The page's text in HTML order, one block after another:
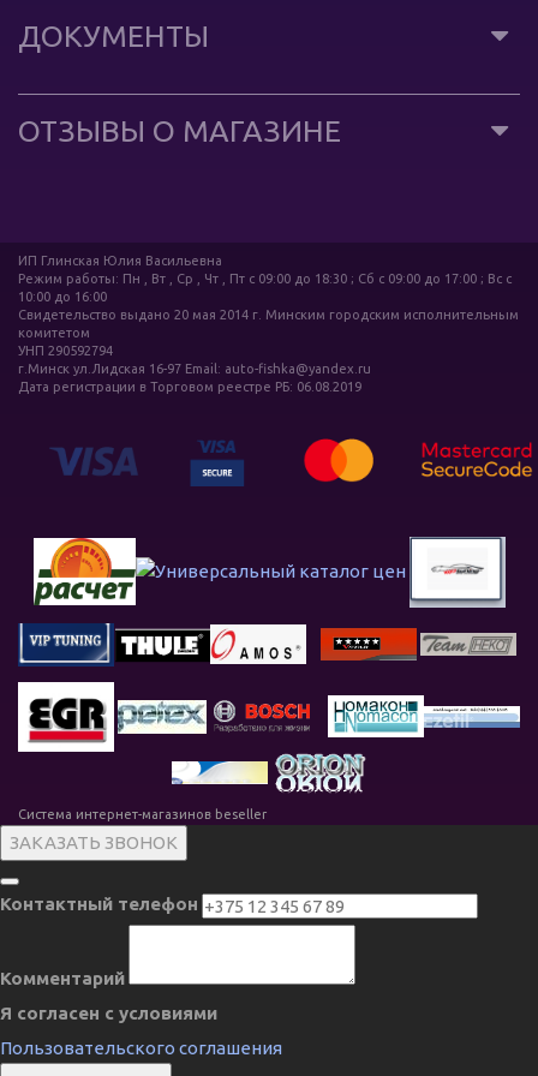
ДОКУМЕНТЫ
ОТЗЫВЫ О МАГАЗИНЕ
ИП Глинская Юлия Васильевна
Режим работы: Пн , Вт , Ср , Чт , Пт c 09:00 до 18:30 ; Сб c 09:00 до 17:00 ; Вс c
10:00 до 16:00
Свидетельство выдано 20 мая 2014 г. Минским городским исполнительным
комитетом
УНП 290592794
г.Минск ул.Лидская 16-97 Email: auto-fishka@yandex.ru
Дата регистрации в Торговом реестре РБ: 06.08.2019
Система интернет-магазинов beseller
ЗАКАЗАТЬ ЗВОНОК
Контактный телефон
Комментарий
Я согласен с условиями
Пользовательского соглашения